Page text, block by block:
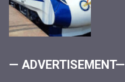
— ADVERTISEMENT—